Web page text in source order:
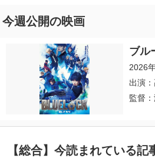
今週公開の映画
ブル
2026
出演
監督
【総合】今読まれている記